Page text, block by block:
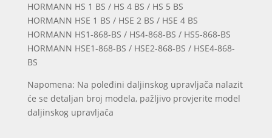
HORMANN HS 1 BS / HS 4 BS / HS 5 BS
HORMANN HSE 1 BS / HSE 2 BS / HSE 4 BS
HORMANN HS1-868-BS / HS4-868-BS / HS5-868-BS
HORMANN HSE1-868-BS / HSE2-868-BS / HSE4-868-
BS
Napomena: Na poleđini daljinskog upravljača nalazit
će se detaljan broj modela, pažljivo provjerite model
daljinskog upravljača